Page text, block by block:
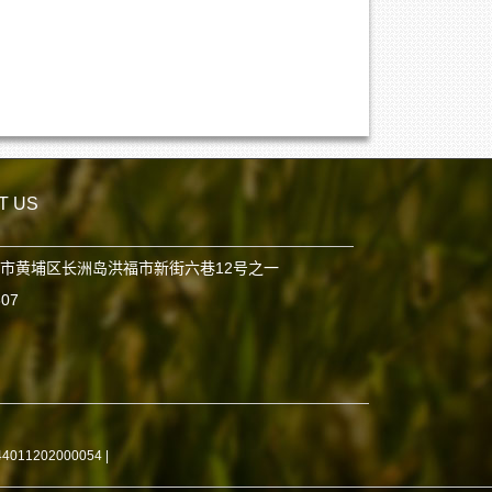
US
黄埔区长洲岛洪福市新街六巷12号之一